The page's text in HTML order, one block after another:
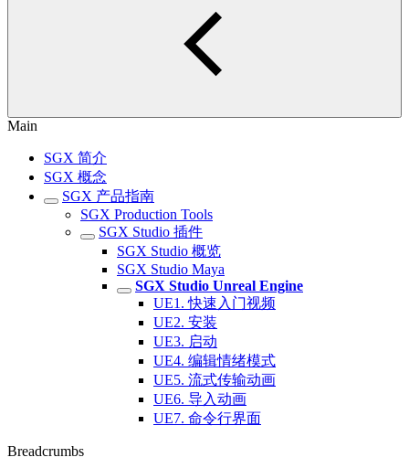
Main
SGX 简介
SGX 概念
SGX 产品指南
SGX Production Tools
SGX Studio 插件
SGX Studio 概览
SGX Studio Maya
SGX Studio Unreal Engine
UE1. 快速入门视频
UE2. 安装
UE3. 启动
UE4. 编辑情绪模式
UE5. 流式传输动画
UE6. 导入动画
UE7. 命令行界面
Breadcrumbs